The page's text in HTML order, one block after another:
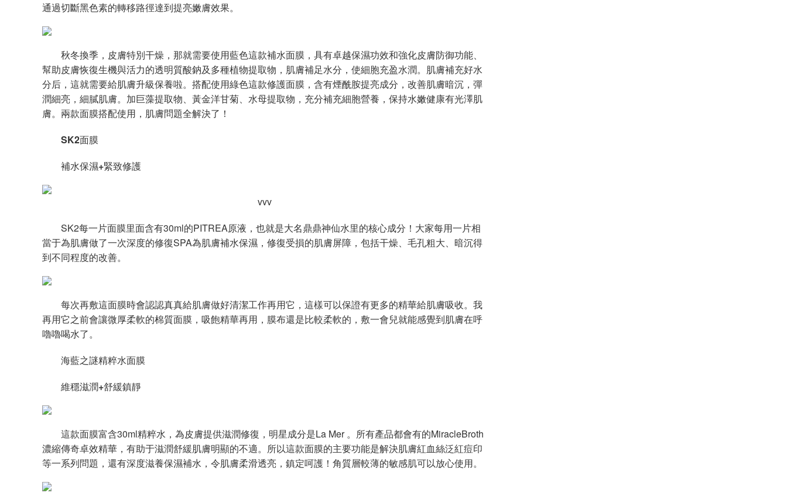
通過切斷黑色素的轉移路徑達到提亮嫩膚效果。
秋冬換季，皮膚特別干燥，那就需要使用藍色這款補水面膜，具有卓越保濕功效和強化皮膚防御功能、
幫助皮膚恢復生機與活力的透明質酸鈉及多種植物提取物，肌膚補足水分，使細胞充盈水潤。肌膚補充好水
分后，這就需要給肌膚升級保養啦。搭配使用綠色這款修護面膜，含有煙酰胺提亮成分，改善肌膚暗沉，彈
潤細亮，細膩肌膚。加巨藻提取物、黃金洋甘菊、水母提取物，充分補充細胞營養，保持水嫩健康有光澤肌
膚。兩款面膜搭配使用，肌膚問題全解決了！
SK2面膜
補水保濕+緊致修護
vvv
SK2每一片面膜里面含有30ml的PITREA原液，也就是大名鼎鼎神仙水里的核心成分！大家每用一片相
當于為肌膚做了一次深度的修復SPA為肌膚補水保濕，修復受損的肌膚屏障，包括干燥、毛孔粗大、暗沉得
到不同程度的改善。
每次再敷這面膜時會認認真真給肌膚做好清潔工作再用它，這樣可以保證有更多的精華給肌膚吸收。我
再用它之前會讓微厚柔軟的棉質面膜，吸飽精華再用，膜布還是比較柔軟的，敷一會兒就能感覺到肌膚在呼
嚕嚕喝水了。
海藍之謎精粹水面膜
維穩滋潤+舒緩鎮靜
這款面膜富含30ml精粹水，為皮膚提供滋潤修復，明星成分是La Mer 。所有產品都會有的MiracleBroth
濃縮傳奇卓效精華，有助于滋潤舒緩肌膚明顯的不適。所以這款面膜的主要功能是解決肌膚紅血絲泛紅痘印
等一系列問題，還有深度滋養保濕補水，令肌膚柔滑透亮，鎮定呵護！角質層較薄的敏感肌可以放心使用。